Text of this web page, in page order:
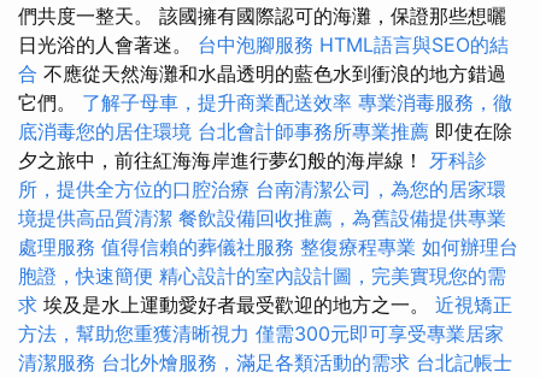
們共度一整天。 該國擁有國際認可的海灘，保證那些想曬
日光浴的人會著迷。 台中泡腳服務 HTML語言與SEO的結
合 不應從天然海灘和水晶透明的藍色水到衝浪的地方錯過
它們。 了解子母車，提升商業配送效率 專業消毒服務，徹
底消毒您的居住環境 台北會計師事務所專業推薦 即使在除
夕之旅中，前往紅海海岸進行夢幻般的海岸線！ 牙科診
所，提供全方位的口腔治療 台南清潔公司，為您的居家環
境提供高品質清潔 餐飲設備回收推薦，為舊設備提供專業
處理服務 值得信賴的葬儀社服務 整復療程專業 如何辦理台
胞證，快速簡便 精心設計的室內設計圖，完美實現您的需
求 埃及是水上運動愛好者最受歡迎的地方之一。 近視矯正
方法，幫助您重獲清晰視力 僅需300元即可享受專業居家
清潔服務 台北外燴服務，滿足各類活動的需求 台北記帳士